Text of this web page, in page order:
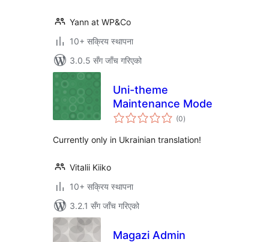
Yann at WP&Co
10+ सक्रिय स्थापना
3.0.5 सँग जाँच गरिएको
Uni-theme
Maintenance Mode
(0कुल
रेटिङ्गहरू
)
Currently only in Ukrainian translation!
Vitalii Kiiko
10+ सक्रिय स्थापना
3.2.1 सँग जाँच गरिएको
Magazi Admin